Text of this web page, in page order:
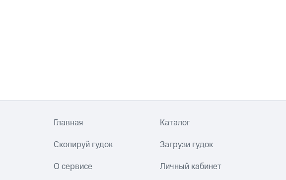
Главная Каталог
Скопируй гудок Загрузи гудок
О сервисе Личный кабинет